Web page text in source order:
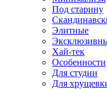
Под старину
Элитные
Хай-тек
Особенности
Для студии
Для